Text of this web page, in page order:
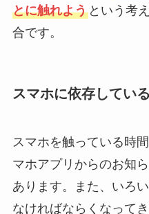
とに触れようという考
合です。
スマホに依存してい
スマホを触っている時
マホアプリからのお知
あります。また、いろ
なければならくなって